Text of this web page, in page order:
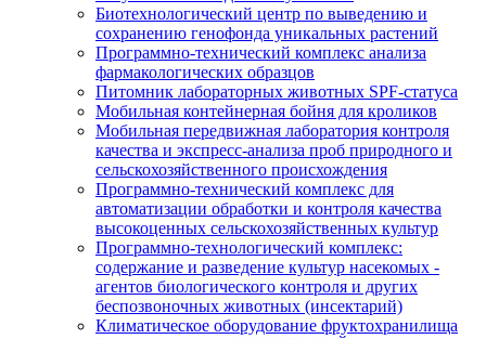
Биотехнологический центр по выведению и
сохранению генофонда уникальных растений
Программно-технический комплекс анализа
фармакологических образцов
Питомник лабораторных животных SPF-статуса
Мобильная контейнерная бойня для кроликов
Мобильная передвижная лаборатория контроля
качества и экспресс-анализа проб природного и
сельскохозяйственного происхождения
Программно-технический комплекс для
автоматизации обработки и контроля качества
высокоценных сельскохозяйственных культур
Программно-технологический комплекс:
содержание и разведение культур насекомых -
агентов биологического контроля и других
беспозвоночных животных (инсектарий)
Климатическое оборудование фруктохранилища